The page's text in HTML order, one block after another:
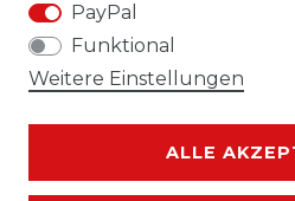
VERTRAG
PayPal
Funktional
Weitere Einstellungen
ALLE